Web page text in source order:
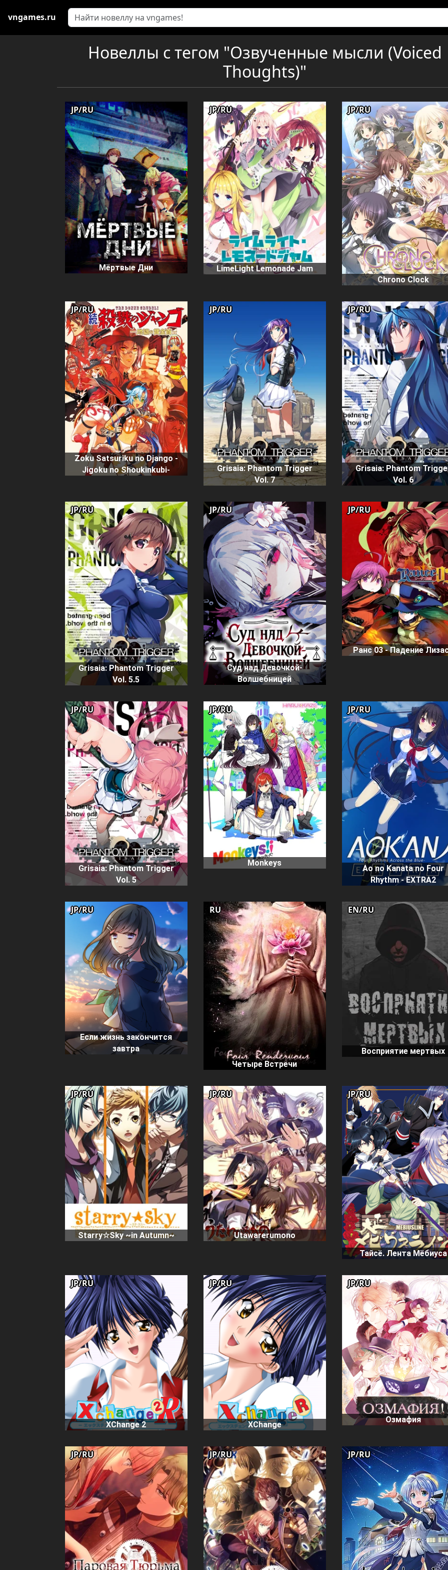
vngames.ru
Новеллы с тегом "Озвученные мысли (Voiced
Thoughts)"
Мёртвые Дни
JP/RU
LimeLight Lemonade Jam
JP/RU
Chrono Clock
JP/RU
Zoku Satsuriku no Django -
Jigoku no Shoukinkubi-
JP/RU
Grisaia: Phantom Trigger
Vol. 7
JP/RU
Grisaia: Phantom
Vol. 6
JP/RU
Grisaia: Phantom Trigger
Vol. 5.5
JP/RU
Суд над Девочкой-
Волшебницей
JP/RU
Ранс 03 - Падение
JP/RU
Grisaia: Phantom Trigger
Vol. 5
JP/RU
Monkeys
JP/RU
Ao no Kanata no Four
Rhythm - EXTRA2
JP/RU
Если жизнь закончится
завтра
JP/RU
Четыре Встречи
RU
Восприятие мертвых
EN/RU
Starry☆Sky ~in Autumn~
JP/RU
Utawarerumono
JP/RU
Тайсё. Лента Мёбиуса
JP/RU
XChange 2
JP/RU
XChange
JP/RU
Озмафия
JP/RU
JP/RU JP/RU JP/RU